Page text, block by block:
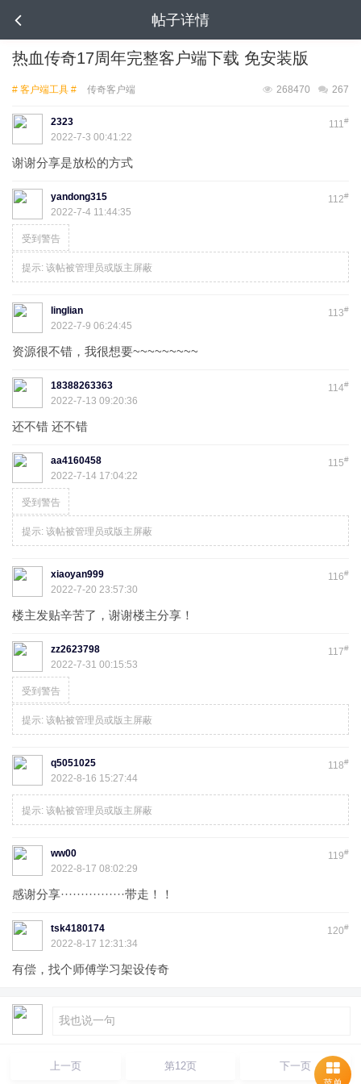
帖子详情
热血传奇17周年完整客户端下载 免安装版
# 客户端工具 # 传奇客户端 267
268470
111#
2323
2022-7-3 00:41:22
谢谢分享是放松的方式
112#
yandong315
2022-7-4 11:44:35
受到警告
提示: 该帖被管理员或版主屏蔽
113#
linglian
2022-7-9 06:24:45
资源很不错，我很想要~~~~~~~~~
114#
18388263363
2022-7-13 09:20:36
还不错 还不错
115#
aa4160458
2022-7-14 17:04:22
受到警告
提示: 该帖被管理员或版主屏蔽
116#
xiaoyan999
2022-7-20 23:57:30
楼主发贴辛苦了，谢谢楼主分享！
117#
zz2623798
2022-7-31 00:15:53
受到警告
提示: 该帖被管理员或版主屏蔽
118#
q5051025
2022-8-16 15:27:44
提示: 该帖被管理员或版主屏蔽
119#
ww00
2022-8-17 08:02:29
感谢分享················带走！！
120#
tsk4180174
2022-8-17 12:31:34
有偿，找个师傅学习架设传奇
上一页 第12页 下一页